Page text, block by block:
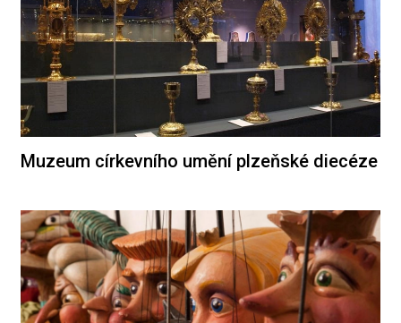
Muzeum církevního umění plzeňské diecéze